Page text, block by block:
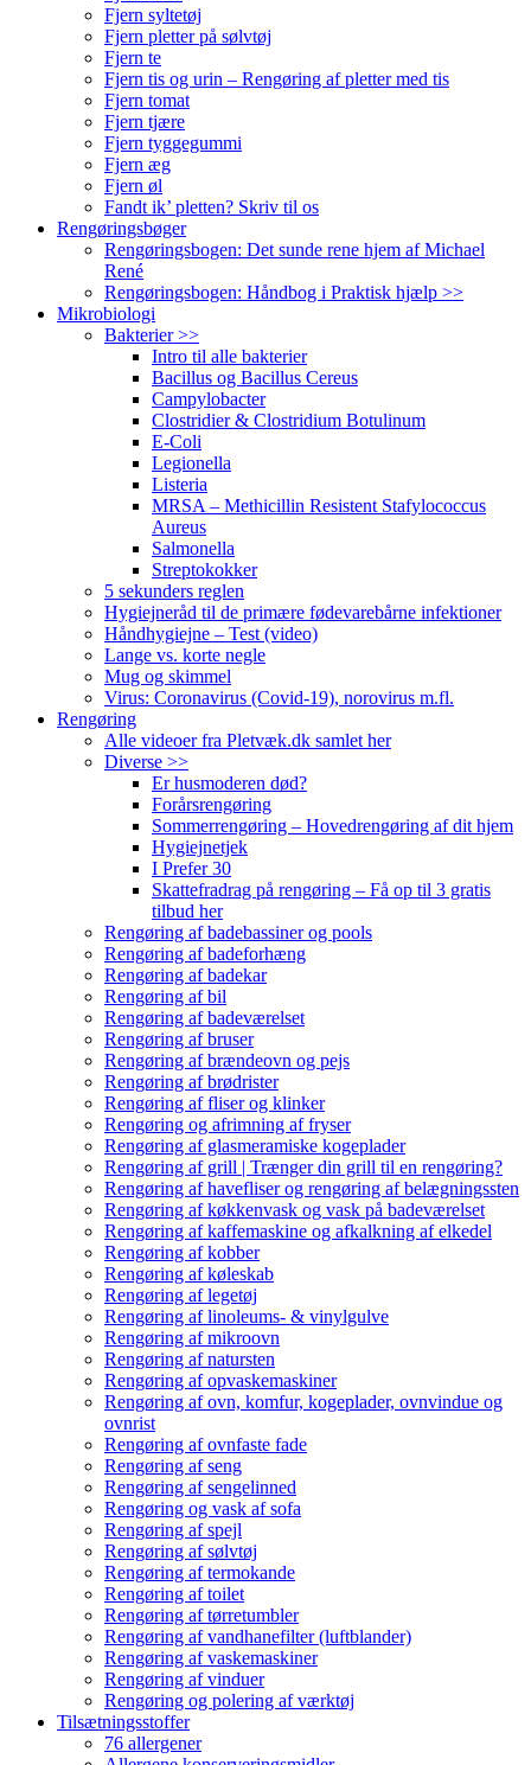
Fjern syltetøj
Fjern pletter på sølvtøj
Fjern te
Fjern tis og urin – Rengøring af pletter med tis
Fjern tomat
Fjern tjære
Fjern tyggegummi
Fjern æg
Fjern øl
Fandt ik’ pletten? Skriv til os
Rengøringsbøger
Rengøringsbogen: Det sunde rene hjem af Michael
René
Rengøringsbogen: Håndbog i Praktisk hjælp >>
Mikrobiologi
Bakterier >>
Intro til alle bakterier
Bacillus og Bacillus Cereus
Campylobacter
Clostridier & Clostridium Botulinum
E-Coli
Legionella
Listeria
MRSA – Methicillin Resistent Stafylococcus
Aureus
Salmonella
Streptokokker
5 sekunders reglen
Hygiejneråd til de primære fødevarebårne infektioner
Håndhygiejne – Test (video)
Lange vs. korte negle
Mug og skimmel
Virus: Coronavirus (Covid-19), norovirus m.fl.
Rengøring
Alle videoer fra Pletvæk.dk samlet her
Diverse >>
Er husmoderen død?
Forårsrengøring
Sommerrengøring – Hovedrengøring af dit hjem
Hygiejnetjek
I Prefer 30
Skattefradrag på rengøring – Få op til 3 gratis
tilbud her
Rengøring af badebassiner og pools
Rengøring af badeforhæng
Rengøring af badekar
Rengøring af bil
Rengøring af badeværelset
Rengøring af bruser
Rengøring af brændeovn og pejs
Rengøring af brødrister
Rengøring af fliser og klinker
Rengøring og afrimning af fryser
Rengøring af glasmeramiske kogeplader
Rengøring af grill | Trænger din grill til en rengøring?
Rengøring af havefliser og rengøring af belægningssten
Rengøring af køkkenvask og vask på badeværelset
Rengøring af kaffemaskine og afkalkning af elkedel
Rengøring af kobber
Rengøring af køleskab
Rengøring af legetøj
Rengøring af linoleums- & vinylgulve
Rengøring af mikroovn
Rengøring af natursten
Rengøring af opvaskemaskiner
Rengøring af ovn, komfur, kogeplader, ovnvindue og
ovnrist
Rengøring af ovnfaste fade
Rengøring af seng
Rengøring af sengelinned
Rengøring og vask af sofa
Rengøring af spejl
Rengøring af sølvtøj
Rengøring af termokande
Rengøring af toilet
Rengøring af tørretumbler
Rengøring af vandhanefilter (luftblander)
Rengøring af vaskemaskiner
Rengøring af vinduer
Rengøring og polering af værktøj
Tilsætningsstoffer
76 allergener